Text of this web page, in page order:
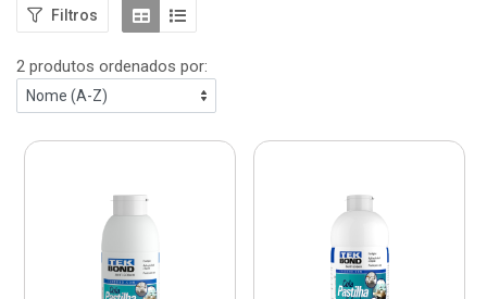
Filtros
2 produtos ordenados por: